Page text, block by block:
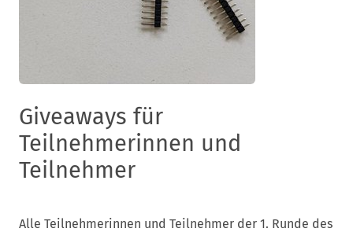
Giveaways für
Teilnehmerinnen und
Teilnehmer
Alle Teilnehmerinnen und Teilnehmer der 1. Runde des